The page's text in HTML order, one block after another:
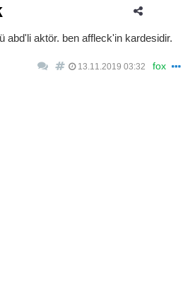
abd'li aktör. ben affleck'in kardesidir.
13.11.2019 03:32 fox